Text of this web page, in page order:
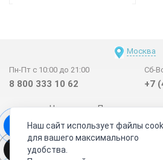
Москва
Пн-Пт с 10:00 до 21:00
8 800 333 10 62
Сб-
+7
Новинки Поставщикам
Договор-оферта
О нас
Отзывы покупателей
Наш сайт использует файлы
для вашего максимального
удобства.